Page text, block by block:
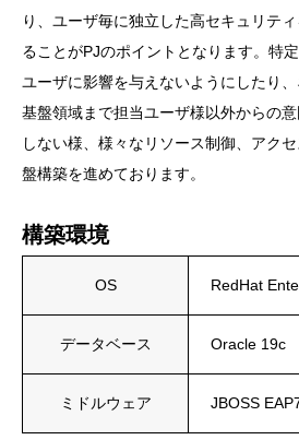
り、ユーザ毎に独立した高セキュリテ
ることがPJのポイントとなります。特
ユーザに影響を与えないようにしたり
基盤領域まで担当ユーザ様以外からの
しない様、様々なリソース制御、アク
盤構築を進めております。
構築環境
OS RedHat
データベース Oracle 19c
ミドルウェア JBOSS